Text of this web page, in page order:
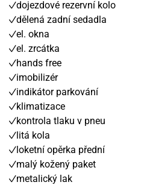
dojezdové rezervní kolo
dělená zadní sedadla
el. okna
el. zrcátka
hands free
imobilizér
indikátor parkování
klimatizace
kontrola tlaku v pneu
litá kola
loketní opěrka přední
malý kožený paket
metalický lak